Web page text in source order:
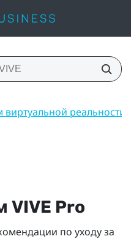
VIVE Pro
по уходу за